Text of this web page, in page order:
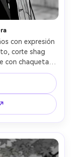
con expresión
corte shag
con chaqueta
urbano con
limpias y
busto de
texto legible,
--ar 4:5